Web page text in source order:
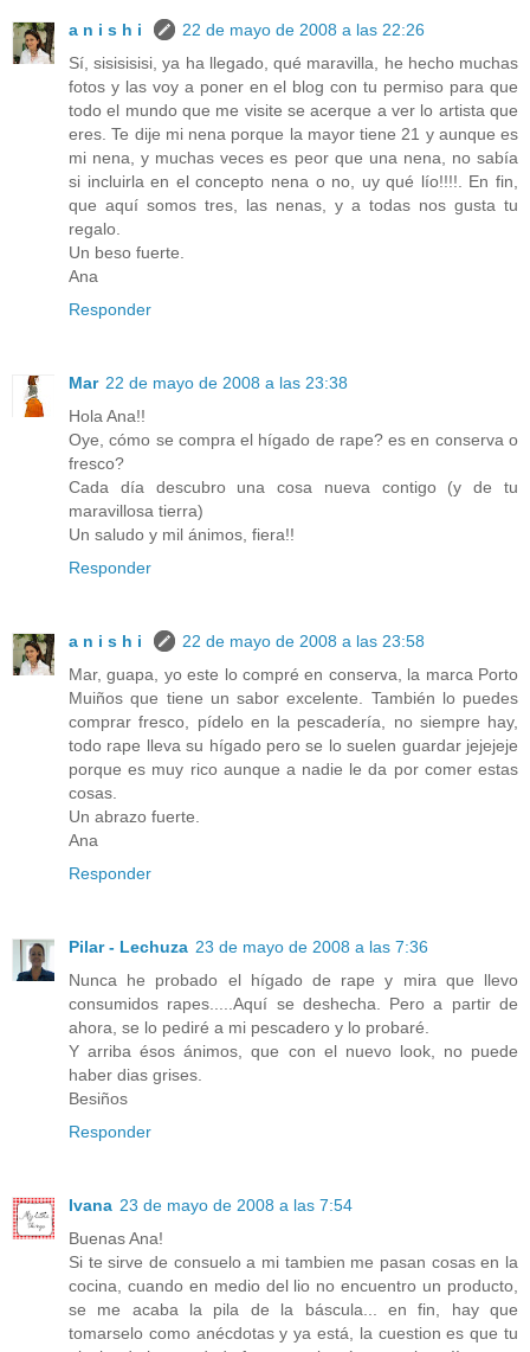
a n i s h i
22 de mayo de 2008 a las 22:26
Sí, sisisisisi, ya ha llegado, qué maravilla, he hecho muchas
fotos y las voy a poner en el blog con tu permiso para que
todo el mundo que me visite se acerque a ver lo artista que
eres. Te dije mi nena porque la mayor tiene 21 y aunque es
mi nena, y muchas veces es peor que una nena, no sabía
si incluirla en el concepto nena o no, uy qué lío!!!!. En fin,
que aquí somos tres, las nenas, y a todas nos gusta tu
regalo.
Un beso fuerte.
Ana
Responder
Mar 22 de mayo de 2008 a las 23:38
Hola Ana!!
Oye, cómo se compra el hígado de rape? es en conserva o
fresco?
Cada día descubro una cosa nueva contigo (y de tu
maravillosa tierra)
Un saludo y mil ánimos, fiera!!
Responder
a n i s h i
22 de mayo de 2008 a las 23:58
Mar, guapa, yo este lo compré en conserva, la marca Porto
Muiños que tiene un sabor excelente. También lo puedes
comprar fresco, pídelo en la pescadería, no siempre hay,
todo rape lleva su hígado pero se lo suelen guardar jejejeje
porque es muy rico aunque a nadie le da por comer estas
cosas.
Un abrazo fuerte.
Ana
Responder
Pilar - Lechuza 23 de mayo de 2008 a las 7:36
Nunca he probado el hígado de rape y mira que llevo
consumidos rapes.....Aquí se deshecha. Pero a partir de
ahora, se lo pediré a mi pescadero y lo probaré.
Y arriba ésos ánimos, que con el nuevo look, no puede
haber dias grises.
Besiños
Responder
Ivana 23 de mayo de 2008 a las 7:54
Buenas Ana!
Si te sirve de consuelo a mi tambien me pasan cosas en la
cocina, cuando en medio del lio no encuentro un producto,
se me acaba la pila de la báscula... en fin, hay que
tomarselo como anécdotas y ya está, la cuestion es que tu